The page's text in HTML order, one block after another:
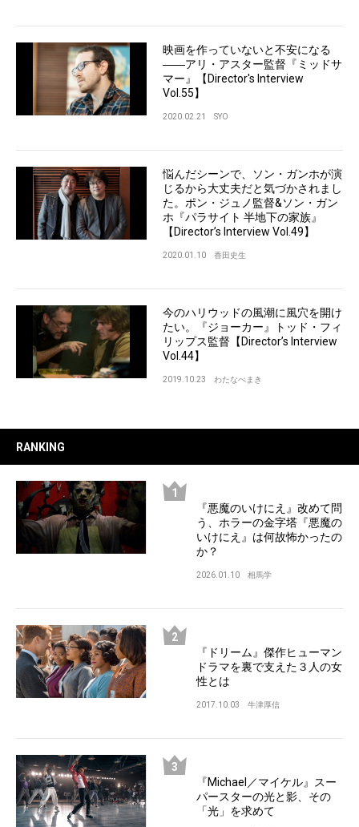
映画を作っていないと不安になる
――アリ・アスター監督『ミッドサ
マー』【Director's Interview
Vol.55】
2020.02.21 SYO
悩んだシーンで、ソン・ガンホが演
じるから大丈夫だと気づかされまし
た。ポン・ジュノ監督&ソン・ガン
ホ『パラサイト 半地下の家族』
【Director’s Interview Vol.49】
2020.01.10 香田史生
今のハリウッドの風潮に風穴を開け
たい。『ジョーカー』トッド・フィ
リップス監督【Director’s Interview
Vol.44】
2019.10.23 わたなべまき
RANKING
『悪魔のいけにえ』改めて問
う、ホラーの金字塔『悪魔の
いけにえ』は何故怖かったの
か？
2026.01.10 相馬学
『ドリーム』傑作ヒューマン
ドラマを裏で支えた３人の女
性とは
2017.10.03 牛津厚信
『Michael／マイケル』スー
パースターの光と影、その
「光」を求めて